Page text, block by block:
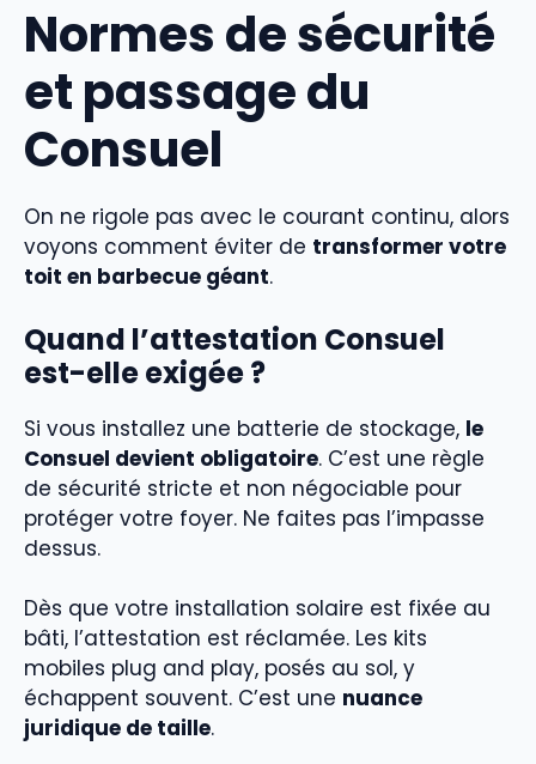
Normes de sécurité
et passage du
Consuel
On ne rigole pas avec le courant continu, alors
voyons comment éviter de transformer votre
toit en barbecue géant.
Quand l’attestation Consuel
est-elle exigée ?
Si vous installez une batterie de stockage, le
Consuel devient obligatoire. C’est une règle
de sécurité stricte et non négociable pour
protéger votre foyer. Ne faites pas l’impasse
dessus.
Dès que votre installation solaire est fixée au
bâti, l’attestation est réclamée. Les kits
mobiles plug and play, posés au sol, y
échappent souvent. C’est une nuance
juridique de taille.